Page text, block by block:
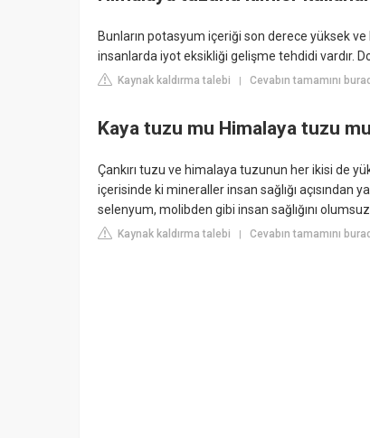
Bunların potasyum içeriği son derece yüksek
insanlarda iyot eksikliği gelişme tehdidi vardır.
Kaynak kaldırma talebi | Cevabın tamamını
Kaya tuzu mu Himalaya tuzu
Çankırı tuzu ve himalaya tuzunun her ikisi de
içerisinde ki mineraller insan sağlığı açısından
selenyum, molibden gibi insan sağlığını
Kaynak kaldırma talebi | Cevabın tamamını